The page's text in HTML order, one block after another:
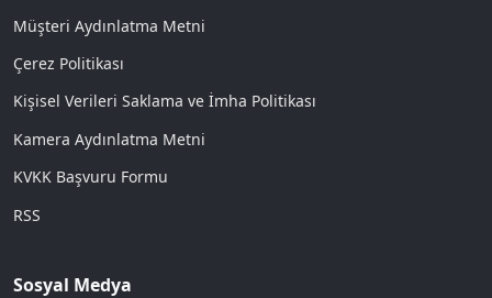
Müşteri Aydınlatma Metni
Çerez Politikası
Kişisel Verileri Saklama ve İmha Politikası
Kamera Aydınlatma Metni
KVKK Başvuru Formu
RSS
Sosyal Medya